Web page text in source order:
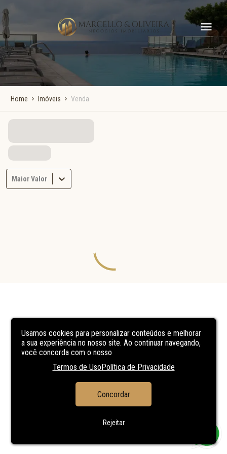
Usamos cookies para personalizar conteúdos e melhorar
a sua experiência no nosso site. Ao continuar navegando,
você concorda com o nosso
Termos de UsoPolítica de Privacidade
Concordar
Rejeitar
Home Imóveis Venda
Maior Valor